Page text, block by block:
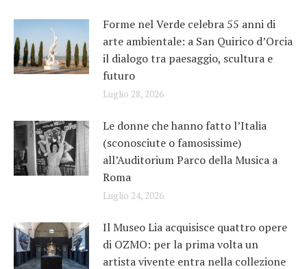
Forme nel Verde celebra 55 anni di
arte ambientale: a San Quirico d’Orcia
il dialogo tra paesaggio, scultura e
futuro
Luglio 28, 2026
Le donne che hanno fatto l’Italia
(sconosciute o famosissime)
all’Auditorium Parco della Musica a
Roma
Luglio 24, 2026
Il Museo Lia acquisisce quattro opere
di OZMO: per la prima volta un
artista vivente entra nella collezione